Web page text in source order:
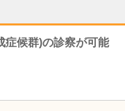
症候群)の診察が可能